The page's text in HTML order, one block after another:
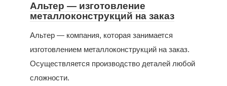
Альтер — изготовление
металлоконструкций на заказ
Альтер — компания, которая занимается
изготовлением металлоконструкций на заказ.
Осуществляется производство деталей любой
сложности.